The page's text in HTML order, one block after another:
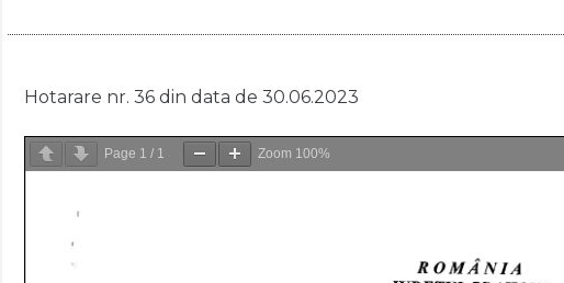
Hotarare nr. 36 din data de 30.06.2023
Page 1 / 1 Zoom 100%